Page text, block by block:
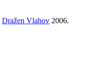
Dražen Vlahov 2006.